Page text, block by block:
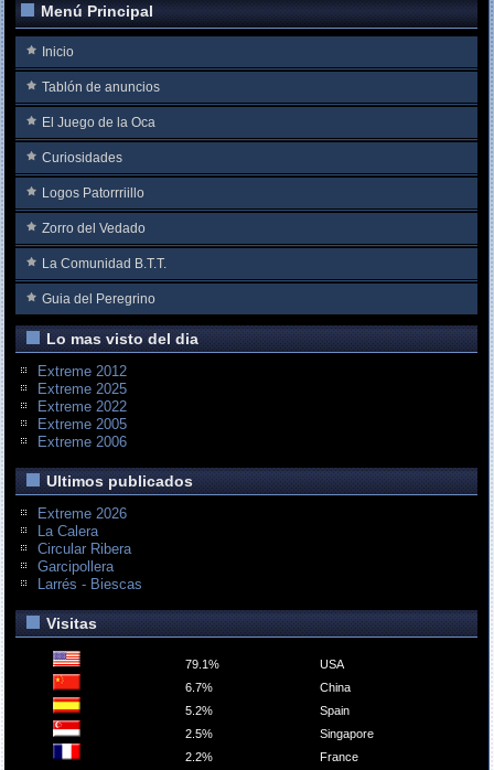
Menú Principal
Inicio
Tablón de anuncios
El Juego de la Oca
Curiosidades
Logos Patorrriillo
Zorro del Vedado
La Comunidad B.T.T.
Guia del Peregrino
Lo mas visto del dia
Extreme 2012
Extreme 2025
Extreme 2022
Extreme 2005
Extreme 2006
Ultimos publicados
Extreme 2026
La Calera
Circular Ribera
Garcipollera
Larrés - Biescas
Visitas
79.1%
USA
6.7%
China
5.2%
Spain
2.5%
Singapore
2.2%
France